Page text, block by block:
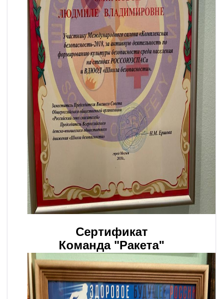
Сертификат
Команда "Ракета"